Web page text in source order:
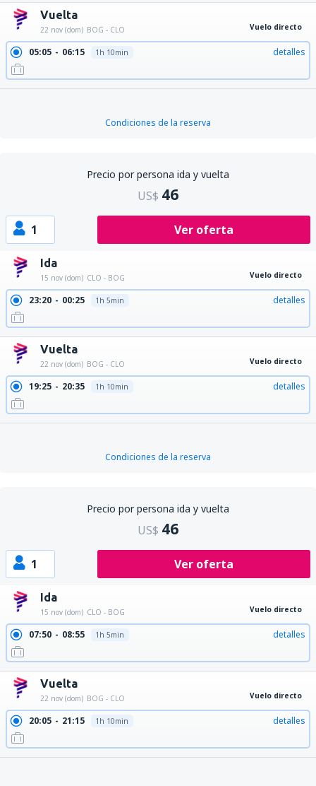
Vuelta
22 nov (dom) BOG - CLO Vuelo directo
05:05 06:15 1h 10min detalles
Condiciones de la reserva
Precio por persona ida y vuelta
US$ 46
1 Ver oferta
Ida
15 nov (dom) CLO - BOG Vuelo directo
23:20 00:25 1h 5min detalles
Vuelta
22 nov (dom) BOG - CLO Vuelo directo
19:25 20:35 1h 10min detalles
Condiciones de la reserva
Precio por persona ida y vuelta
US$ 46
1 Ver oferta
Ida
15 nov (dom) CLO - BOG Vuelo directo
07:50 08:55 1h 5min detalles
Vuelta
22 nov (dom) BOG - CLO Vuelo directo
20:05 21:15 1h 10min detalles